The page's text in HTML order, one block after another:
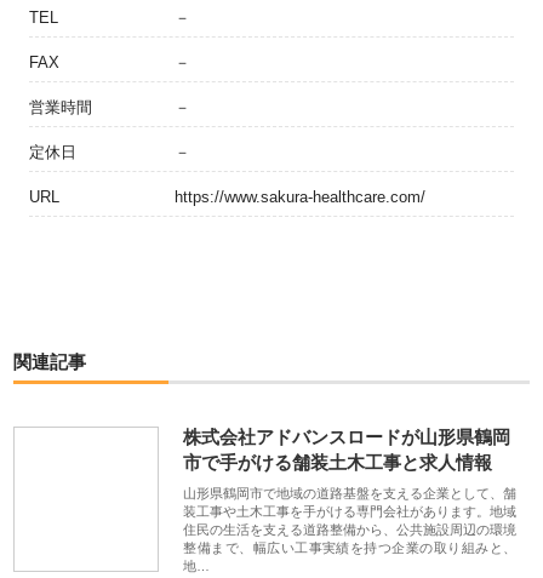
TEL －
FAX －
営業時間 －
定休日 －
URL https://www.sakura-healthcare.com/
関連記事
株式会社アドバンスロードが山形県鶴岡
市で手がける舗装土木工事と求人情報
山形県鶴岡市で地域の道路基盤を支える企業として、舗
装工事や土木工事を手がける専門会社があります。地域
住民の生活を支える道路整備から、公共施設周辺の環境
整備まで、幅広い工事実績を持つ企業の取り組みと、
地…